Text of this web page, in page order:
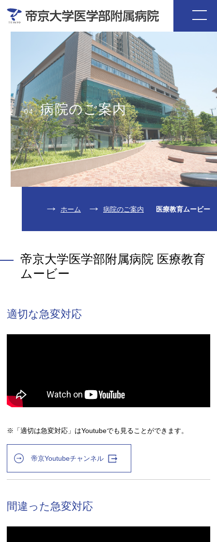
04 病院のご案内
ホーム 病院のご案内 医療教育ムービー
帝京大学医学部附属病院 医療教育
ムービー
適切な急変対応
※「適切は急変対応」はYoutubeでも見ることができます。
帝京Youtubeチャンネル
間違った急変対応